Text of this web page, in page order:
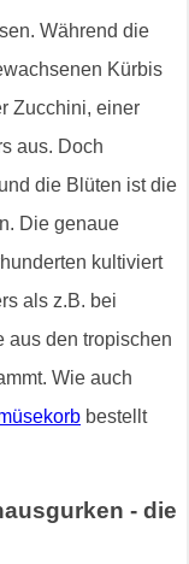
Während die
Kürbis
Zucchini, einer
aus. Doch
die Blüten ist die
Die genaue
kultiviert
als z.B. bei
aus den tropischen
Wie auch
bestellt
- die